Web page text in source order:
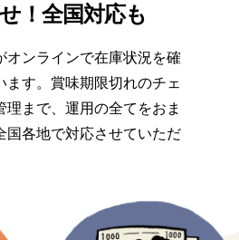
！全国対応も
オンラインで在庫状況を確
ます。賞味期限切れのチェ
理まで、運用の全てをおま
国各地で対応させていただ